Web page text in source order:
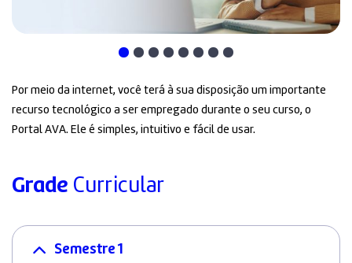
Por meio da internet, você terá à sua disposição um importante
recurso tecnológico a ser empregado durante o seu curso, o
Portal AVA. Ele é simples, intuitivo e fácil de usar.
Grade Curricular
Semestre 1